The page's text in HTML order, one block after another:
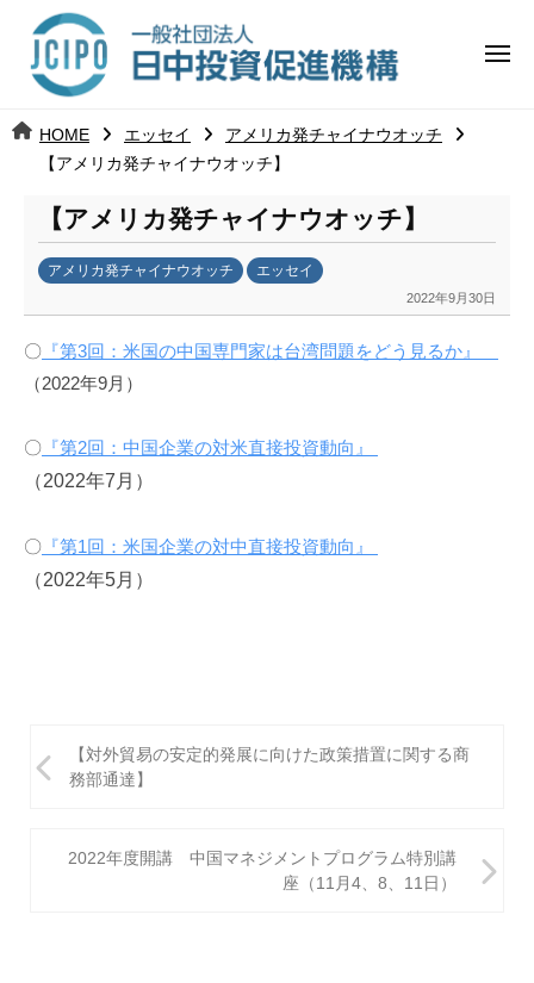
ツ 日
中
投
資
促
進
機
構
j
メ
HOME エッセイ
アメリカ発チャイナウオッチ
【アメリカ発チャイナウオッチ】
【アメリカ発チャイナウオッチ】
アメリカ発チャイナウオッチ エッセイ
2022年9月30日
日
中
資
促
構
(
)
〇 『第3回：米国の中国専門家は台湾問題をどう見るか』
（2022年9月）
〇 『第2回：中国企業の対米直接投資動向』
（2022年7月）
〇 『第1回：米国企業の対中直接投資動向』
（2022年5月）
稿
【対外貿易の安定的発展に向けた政策措置に関する商
務部通達】
2022年度開講 中国マネジメントプログラム特別講
座（11月4、8、11日）
日
中
資
進
機
構